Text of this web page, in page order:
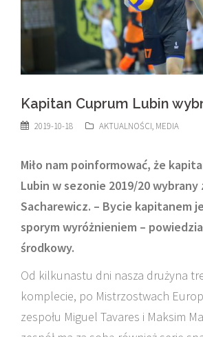
Kapitan Cuprum Lubin
2019-10-18 AKTUALNOŚCI, MEDIA
Miło nam poinformować, że
Lubin w sezonie 2019/20 wybrany
Sacharewicz. – Bycie kapitanem
sporym wyróżnieniem –
środkowy.
Od kilkunastu dni nasza drużyna
komplecie, po Mistrzostwach
zespołu Miguel Tavares i Maksim